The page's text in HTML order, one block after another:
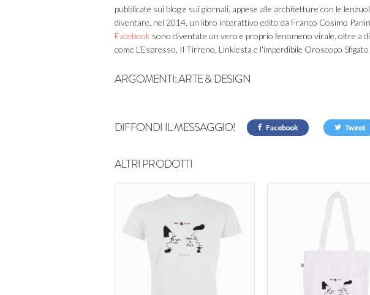
pubblicate sui blog e sui giornali, appese alle architetture con le
diventare, nel 2014, un libro interattivo edito da Franco Cosimo
Facebook sono diventate un vero e proprio fenomeno virale, oltre a
come L'Espresso, Il Tirreno, Linkiesta e l'imperdibile Oroscopo
ARGOMENTI:ARTE & DESIGN
DIFFONDI IL MESSAGGIO! Facebook Tweet
ALTRI PRODOTTI